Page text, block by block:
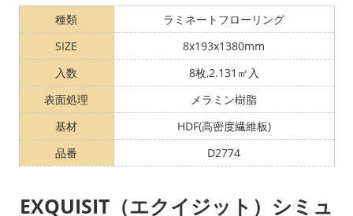
種類
ラミネートフローリング
SIZE
8x193x1380mm
入数
8枚,2.131㎡入
表面処理
メラミン樹脂
基材
HDF(高密度繊維板)
品番
D2774
EXQUISIT（エクイジット）シミュ